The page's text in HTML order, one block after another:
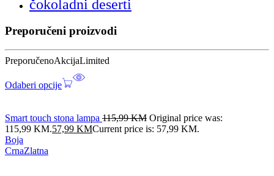
čokoladni deserti
Preporučeni proizvodi
PreporučenoAkcijaLimited
Odaberi opcije
Smart touch stona lampa 115,99KM Original price was:
115,99 KM.57,99 KMCurrent price is: 57,99 KM.
Boja
CrnaZlatna